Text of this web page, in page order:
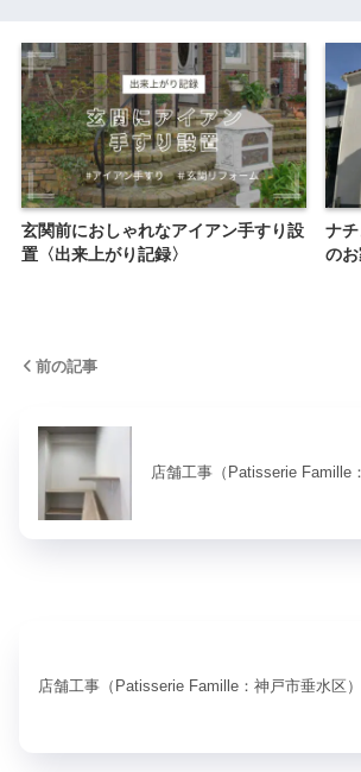
玄関前におしゃれなアイアン手すり設
置〈出来上がり記録〉
ナ
の
前の記事
店舗工事（Patisserie Famille
店舗工事（Patisserie Famille：神戸市垂水区